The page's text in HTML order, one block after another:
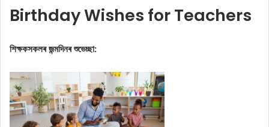
Birthday Wishes for Teachers
শিক্ষকসকলৰ জন্মদিনৰ শুভেচ্ছা: